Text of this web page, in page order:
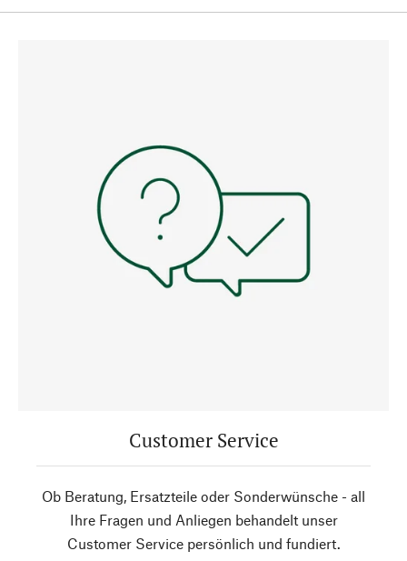
Customer Service
Ob Beratung, Ersatzteile oder Sonderwünsche - all
Ihre Fragen und Anliegen behandelt unser
Customer Service persönlich und fundiert.